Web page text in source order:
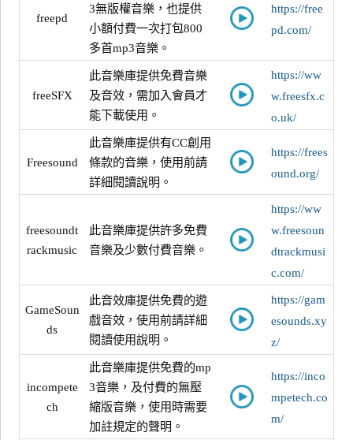
freepd
3無版權音樂，也提供
小額付費一次打包800
多首mp3音樂。
https://free
pd.com/
freeSFX
此音樂庫提供免費音樂
及音效，需加入會員才
能下載使用。
https://ww
w.freesfx.c
o.uk/
Freesound
此音樂庫提供有CC創用
條款的音樂，使用前請
詳細閱讀說明。
https://frees
ound.org/
freesoundt
rackmusic
此音樂庫提供許多免費
音樂及少數付費音樂。
https://ww
w.freesoun
dtrackmusi
c.com/
GameSoun
ds
此音效庫提供免費的遊
戲音效，使用前請詳細
閱讀使用說明。
https://gam
esounds.xy
z/
incompete
ch
此音樂庫提供免費的mp
3音樂，及付費的無壓
縮版音樂，使用時需要
加註規定的聲明。
https://inco
mpetech.co
m/